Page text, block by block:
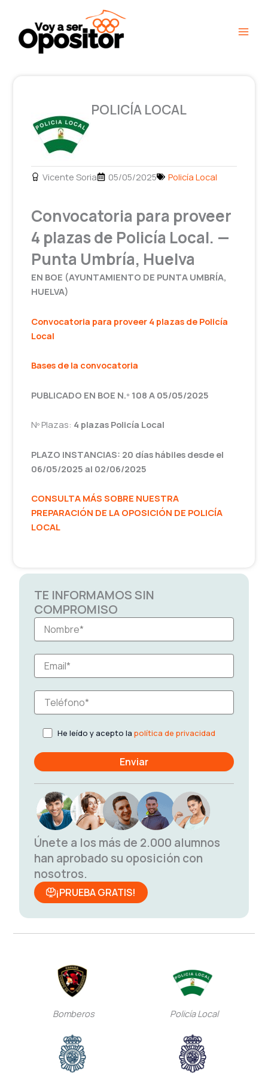
contenido
POLICÍA LOCAL
Vicente Soria 05/05/2025 Policía Local
Convocatoria para proveer
4 plazas de Policía Local. —
Punta Umbría, Huelva
EN BOE (AYUNTAMIENTO DE PUNTA UMBRÍA,
HUELVA)
Convocatoria para proveer 4 plazas de Policía
Local
Bases de la convocatoria
PUBLICADO EN BOE N.º 108 A 05/05/2025
Nº Plazas: 4 plazas Policía Local
PLAZO INSTANCIAS: 20 días hábiles desde el
06/05/2025 al 02/06/2025
CONSULTA MÁS SOBRE NUESTRA
PREPARACIÓN DE LA OPOSICIÓN DE POLICÍA
LOCAL
TE INFORMAMOS SIN
COMPROMISO
He leído y acepto la política de privacidad
Únete a los más de 2.000 alumnos
han aprobado su oposición con
nosotros.
¡PRUEBA GRATIS!
Bomberos Policía Local